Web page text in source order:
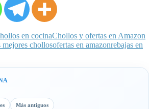
en cocinaChollos y ofertas en Amazon
mejores chollosofertas en amazonrebajas en
Más antiguos